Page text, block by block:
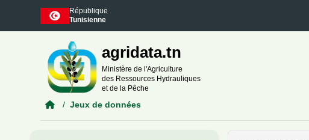
Skip to main content
République
Tunisienne
agridata.tn
Ministère de l'Agriculture
des Ressources Hydrauliques
et de la Pêche
Jeux de données